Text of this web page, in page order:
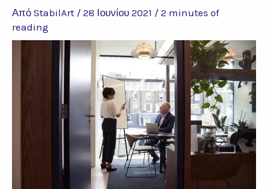
Από StabilArt / 28 Ιουνίου 2021 / 2 minutes of
reading